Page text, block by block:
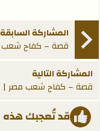
المشاركة السابقة
المشاركة التالية
قد تُعجبك هذه